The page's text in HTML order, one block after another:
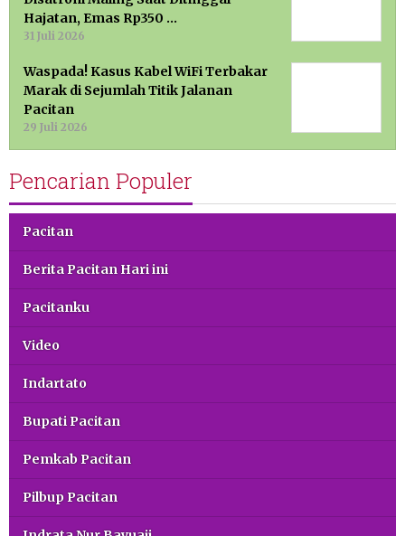
Hajatan, Emas Rp350 …
31 Juli 2026
Waspada! Kasus Kabel WiFi Terbakar
Marak di Sejumlah Titik Jalanan
Pacitan
29 Juli 2026
Pencarian Populer
Pacitan
Berita Pacitan Hari ini
Pacitanku
Video
Indartato
Bupati Pacitan
Pemkab Pacitan
Pilbup Pacitan